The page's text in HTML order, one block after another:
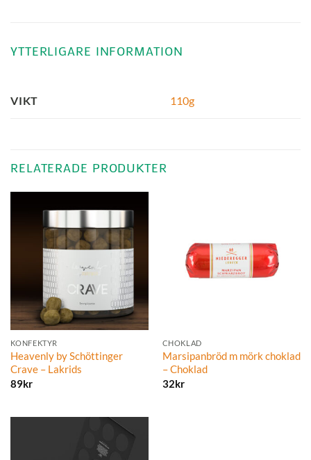
YTTERLIGARE INFORMATION
VIKT 110g
RELATERADE PRODUKTER
KONFEKTYR
Heavenly by Schöttinger
Crave – Lakrids
89kr
CHOKLAD
Marsipanbröd m mörk choklad
– Choklad
32kr